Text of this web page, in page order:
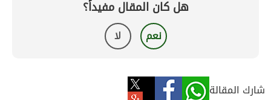
هل كان المقال مفيداً؟
نعم لا
شارك المقالة